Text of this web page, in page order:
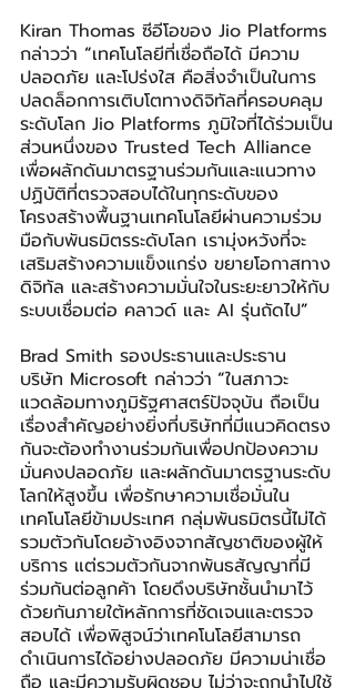
Kiran Thomas ซีอีโอของ Jio Platforms
กล่าวว่า “เทคโนโลยีที่เชื่อถือได้ มีความ
ปลอดภัย และโปร่งใส คือสิ่งจำเป็นในการ
ปลดล็อกการเติบโตทางดิจิทัลที่ครอบคลุม
ระดับโลก Jio Platforms ภูมิใจที่ได้ร่วมเป็น
ส่วนหนึ่งของ Trusted Tech Alliance
เพื่อผลักดันมาตรฐานร่วมกันและแนวทาง
ปฏิบัติที่ตรวจสอบได้ในทุกระดับของ
โครงสร้างพื้นฐานเทคโนโลยีผ่านความร่วม
มือกับพันธมิตรระดับโลก เรามุ่งหวังที่จะ
เสริมสร้างความแข็งแกร่ง ขยายโอกาสทาง
ดิจิทัล และสร้างความมั่นใจในระยะยาวให้กับ
ระบบเชื่อมต่อ คลาวด์ และ AI รุ่นถัดไป”
Brad Smith รองประธานและประธาน
บริษัท Microsoft กล่าวว่า “ในสภาวะ
แวดล้อมทางภูมิรัฐศาสตร์ปัจจุบัน ถือเป็น
เรื่องสำคัญอย่างยิ่งที่บริษัทที่มีแนวคิดตรง
กันจะต้องทำงานร่วมกันเพื่อปกป้องความ
มั่นคงปลอดภัย และผลักดันมาตรฐานระดับ
โลกให้สูงขึ้น เพื่อรักษาความเชื่อมั่นใน
เทคโนโลยีข้ามประเทศ กลุ่มพันธมิตรนี้ไม่ได้
รวมตัวกันโดยอ้างอิงจากสัญชาติของผู้ให้
บริการ แต่รวมตัวกันจากพันธสัญญาที่มี
ร่วมกันต่อลูกค้า โดยดึงบริษัทชั้นนำมาไว้
ด้วยกันภายใต้หลักการที่ชัดเจนและตรวจ
สอบได้ เพื่อพิสูจน์ว่าเทคโนโลยีสามารถ
ดำเนินการได้อย่างปลอดภัย มีความน่าเชื่อ
ถือ และมีความรับผิดชอบ ไม่ว่าจะถูกนำไปใช้